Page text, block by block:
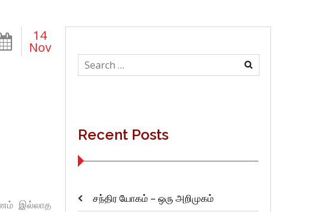
14
Nov
இல்லாத
Search
for:
Recent Posts
சந்திர யோகம் – ஒரு அறிமுகம்